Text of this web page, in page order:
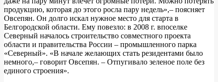
продукцию, которая до этого росла пару недель»,– поясняет
Овсепян. Он долго искал нужное место для старта в
Белгородской области. Ему повезло: в 2008 г. впоселке
Северный началось строительство совместного проекта
области и правительства России – промышленного парка
«Северный». «В начале желающих стать резидентами было
немного,– говорит Овсепян. – Отпугивало зеленое поле без
единого строения».